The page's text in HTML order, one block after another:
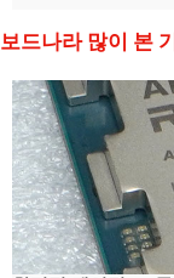
보드나라 많이 본